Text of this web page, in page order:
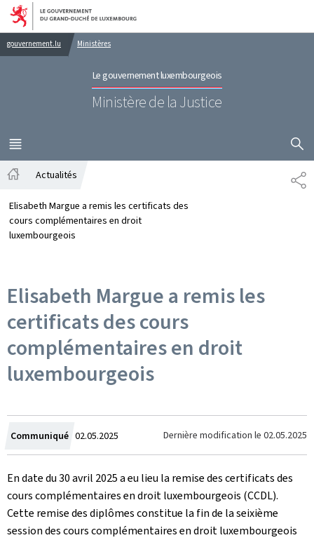
Aller au menu principal
Aller au contenu
gouvernement.lu Ministères
Le gouvernement luxembourgeois
Ministère de la Justice
MENU
PRINCIPAL
Actualités
Elisabeth Margue a remis les certificats des
cours complémentaires en droit
luxembourgeois
Elisabeth Margue a remis les
certificats des cours
complémentaires en droit
luxembourgeois
Communiqué Crée
le
02.05.2025 Dernière modification le 02.05.2025
En date du 30 avril 2025 a eu lieu la remise des certificats des
cours complémentaires en droit luxembourgeois (CCDL).
Cette remise des diplômes constitue la fin de la seixième
session des cours complémentaires en droit luxembourgeois